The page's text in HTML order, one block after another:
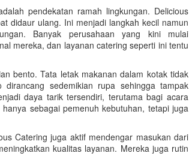
pendekatan ramah lingkungan. Delicious
didaur ulang. Ini menjadi langkah kecil namun
Banyak perusahaan yang kini mulai
mereka, dan layanan catering seperti ini tentu
bento. Tata letak makanan dalam kotak tidak
sedemikian rupa sehingga tampak
daya tarik tersendiri, terutama bagi acara
sebagai pemenuh kebutuhan, tetapi juga
Catering juga aktif mendengar masukan dari
kualitas layanan. Mereka juga rutin